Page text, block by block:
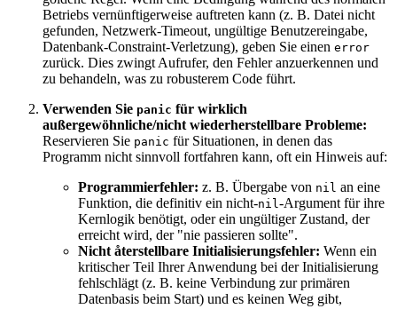
Betriebs vernünftigerweise auftreten kann (z. B. Datei nicht
gefunden, Netzwerk-Timeout, ungültige Benutzereingabe,
Datenbank-Constraint-Verletzung), geben Sie einen error
zurück. Dies zwingt Aufrufer, den Fehler anzuerkennen und
zu behandeln, was zu robusterem Code führt.
Verwenden Sie panic für wirklich
außergewöhnliche/nicht wiederherstellbare Probleme:
Reservieren Sie panic für Situationen, in denen das
Programm nicht sinnvoll fortfahren kann, oft ein Hinweis auf:
Programmierfehler: z. B. Übergabe von nil an eine
Funktion, die definitiv ein nicht-nil-Argument für ihre
Kernlogik benötigt, oder ein ungültiger Zustand, der
erreicht wird, der "nie passieren sollte".
Nicht återstellbare Initialisierungsfehler: Wenn ein
kritischer Teil Ihrer Anwendung bei der Initialisierung
fehlschlägt (z. B. keine Verbindung zur primären
Datenbasis beim Start) und es keinen Weg gibt,